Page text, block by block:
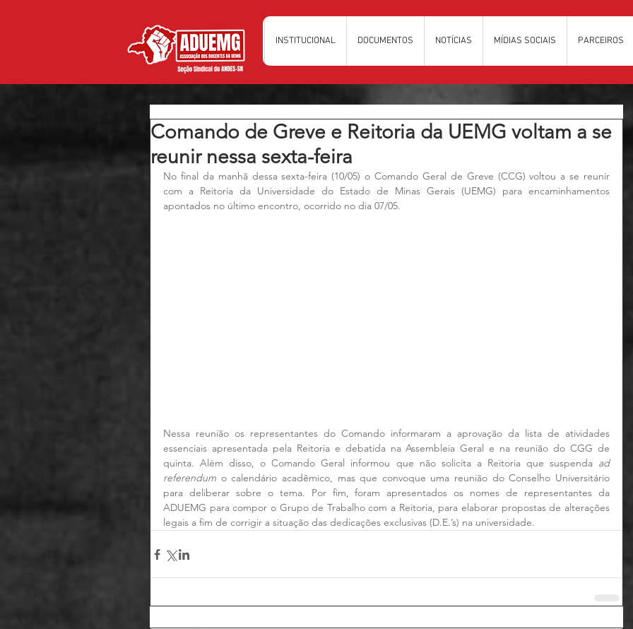
INSTITUCIONAL DOCUMENTOS NOTÍCIAS MÍDIAS SOCIAIS PARCEIROS
Comando de Greve e Reitoria da UEMG voltam a se
reunir nessa sexta-feira
No final da manhã dessa sexta-feira (10/05) o Comando Geral de Greve (CCG) voltou a se reunir
com a Reitoria da Universidade do Estado de Minas Gerais (UEMG) para encaminhamentos
apontados no último encontro, ocorrido no dia 07/05.
Nessa reunião os representantes do Comando informaram a aprovação da lista de atividades
essenciais apresentada pela Reitoria e debatida na Assembleia Geral e na reunião do CGG de
quinta. Além disso, o Comando Geral informou que não solicita a Reitoria que suspenda ad
referendum o calendário acadêmico, mas que convoque uma reunião do Conselho Universitário
para deliberar sobre o tema. Por fim, foram apresentados os nomes de representantes da
ADUEMG para compor o Grupo de Trabalho com a Reitoria, para elaborar propostas de alterações
legais a fim de corrigir a situação das dedicações exclusivas (D.E.’s) na universidade.